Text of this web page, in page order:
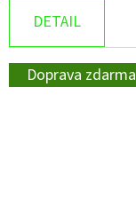
DETAIL
Doprava zdarma